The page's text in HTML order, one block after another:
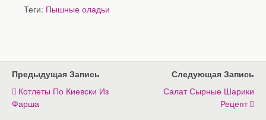
Теги: Пышные оладьи
Предыдущая Запись
Котлеты По Киевски Из
Фарша
Следующая Запись
Салат Сырные Шарики
Рецепт